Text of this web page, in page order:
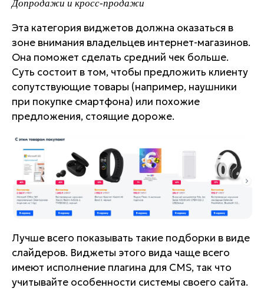
Допродажи и кросс-продажи
Эта категория виджетов должна оказаться в
зоне внимания владельцев интернет-магазинов.
Она поможет сделать средний чек больше.
Суть состоит в том, чтобы предложить клиенту
сопутствующие товары (например, наушники
при покупке смартфона) или похожие
предложения, стоящие дороже.
Лучше всего показывать такие подборки в виде
слайдеров. Виджеты этого вида чаще всего
имеют исполнение плагина для CMS, так что
учитывайте особенности системы своего сайта.